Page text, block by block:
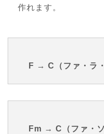
作れます。
F → C（ファ・ラ
Fm → C（ファ・